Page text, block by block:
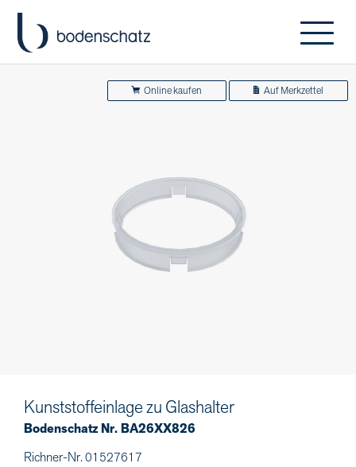
Online kaufen Auf Merkzettel
Kunststoffeinlage zu Glashalter
Bodenschatz Nr. BA26XX826
Richner-Nr. 01527617